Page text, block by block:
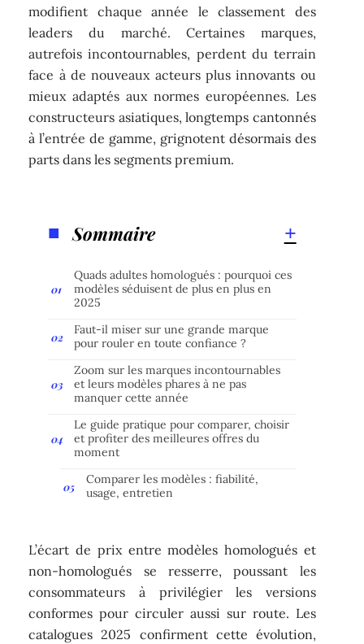
modifient chaque année le classement des
leaders du marché. Certaines marques,
autrefois incontournables, perdent du terrain
face à de nouveaux acteurs plus innovants ou
mieux adaptés aux normes européennes. Les
constructeurs asiatiques, longtemps cantonnés
à l’entrée de gamme, grignotent désormais des
parts dans les segments premium.
Sommaire
Quads adultes homologués : pourquoi ces
modèles séduisent de plus en plus en
2025
Faut-il miser sur une grande marque
pour rouler en toute confiance ?
Zoom sur les marques incontournables
et leurs modèles phares à ne pas
manquer cette année
Le guide pratique pour comparer, choisir
et profiter des meilleures offres du
moment
Comparer les modèles : fiabilité,
usage, entretien
L’écart de prix entre modèles homologués et
non-homologués se resserre, poussant les
consommateurs à privilégier les versions
conformes pour circuler aussi sur route. Les
catalogues 2025 confirment cette évolution,